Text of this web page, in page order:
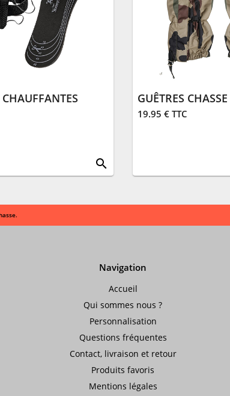
search
19.95 € TTC
Navigation
Accueil
Qui sommes nous ?
Personnalisation
Questions fréquentes
Contact, livraison et retour
Produits favoris
Mentions légales